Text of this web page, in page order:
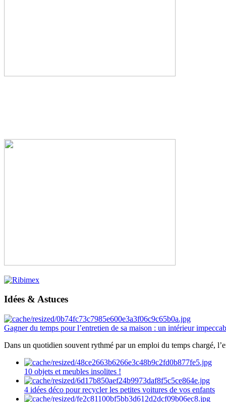
Idées & Astuces
Gagner du temps pour l’entretien de sa maison : un intérieur
Dans un quotidien souvent rythmé par un emploi du temps chargé,
10 objets et meubles insolites !
4 idées déco pour recycler les petites voitures de vos enfants